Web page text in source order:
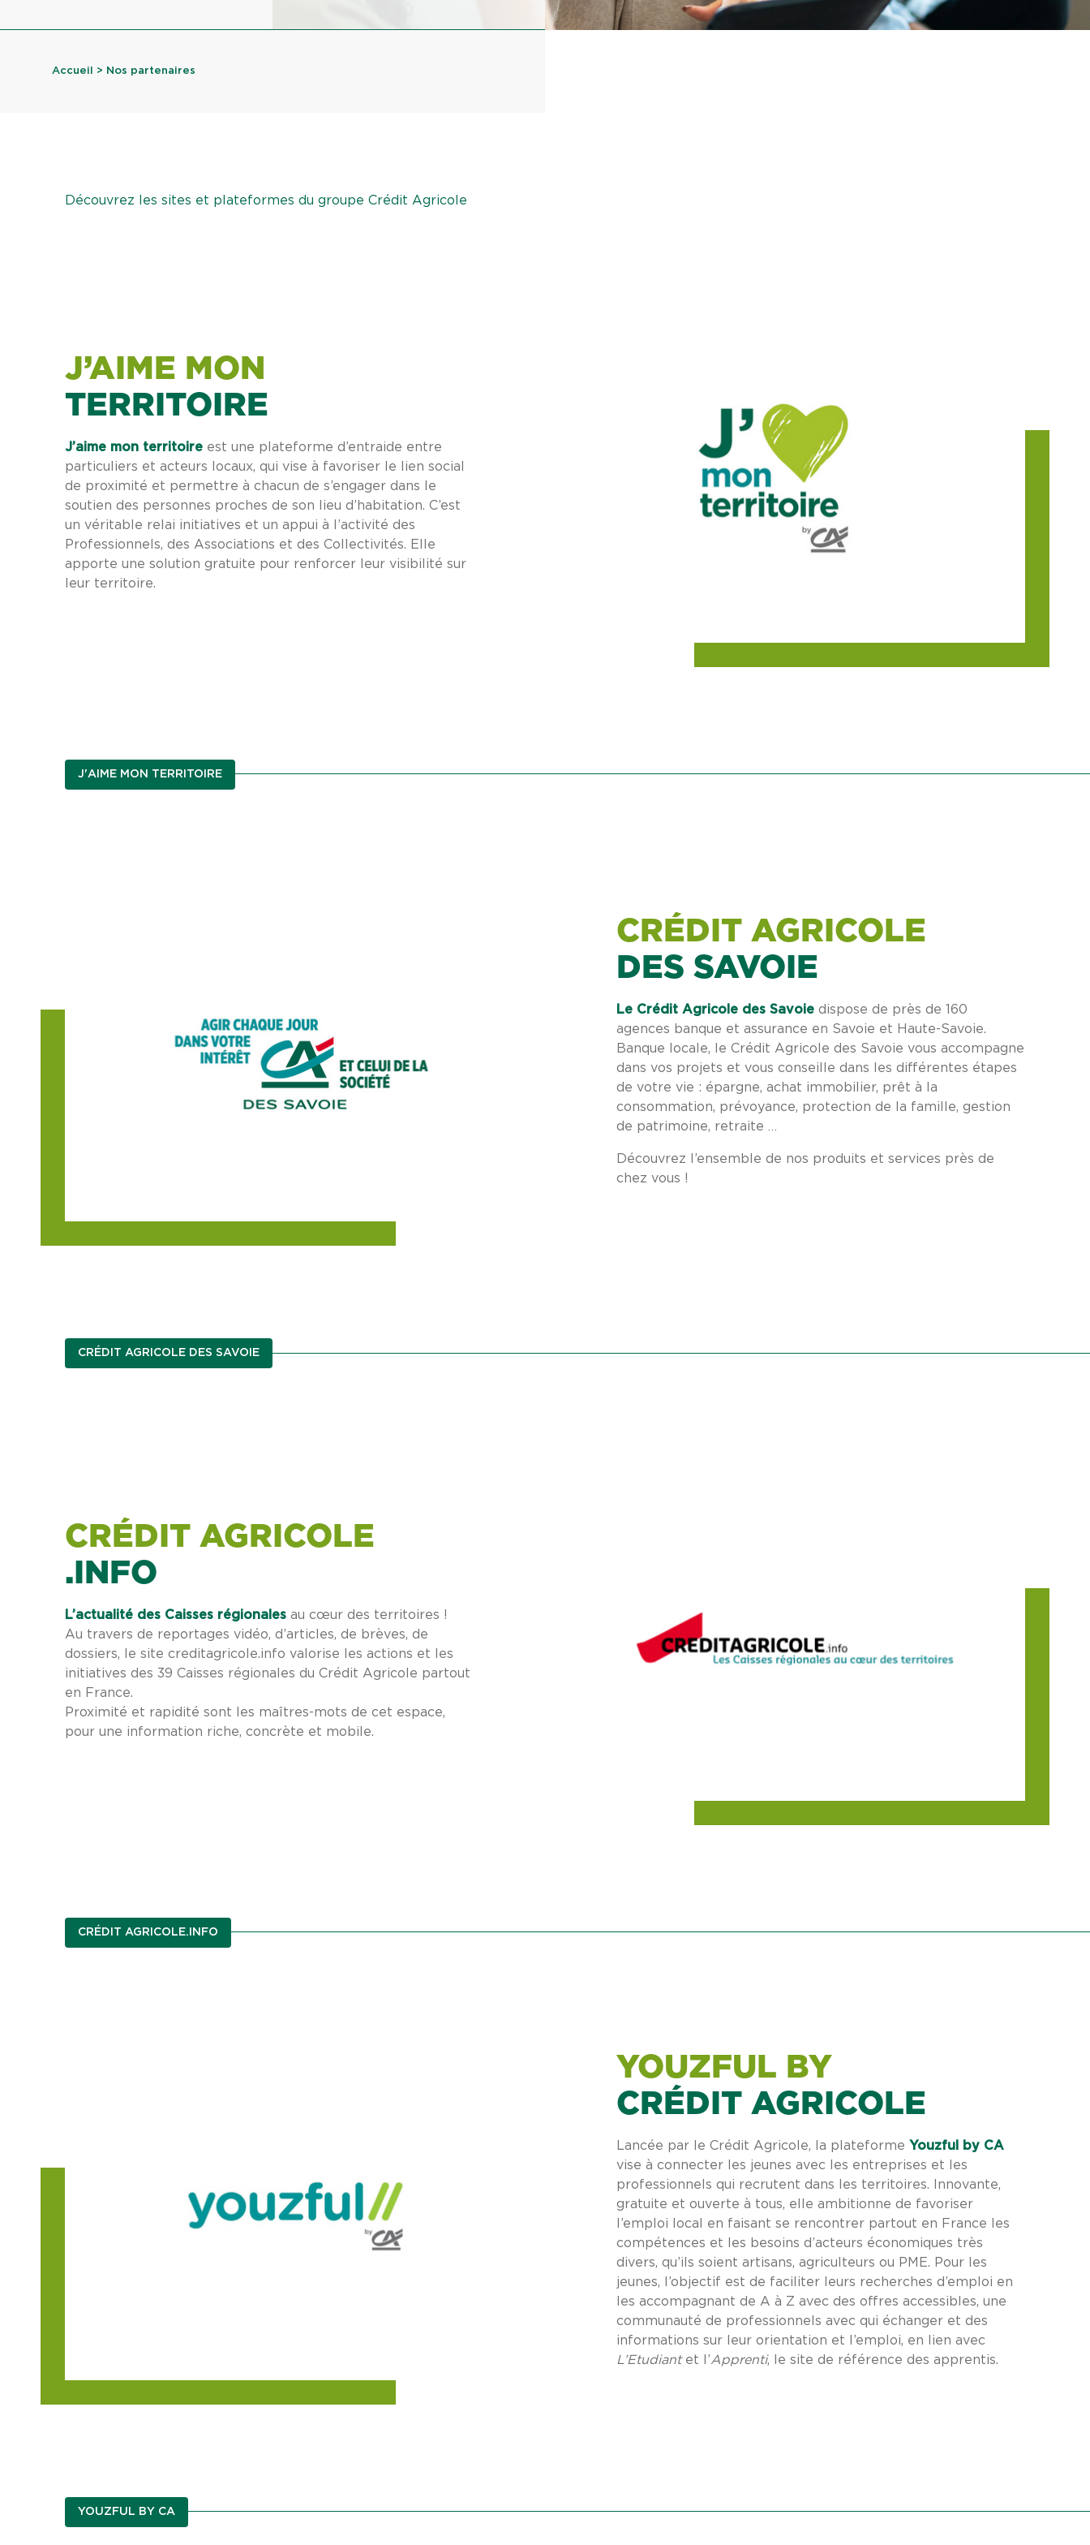
Accueil > Nos partenaires
Découvrez les sites et plateformes du groupe Crédit Agricole
J’AIME MON
TERRITOIRE
J’aime mon territoire est une plateforme d’entraide entre
particuliers et acteurs locaux, qui vise à favoriser le lien social
de proximité et permettre à chacun de s’engager dans le
soutien des personnes proches de son lieu d’habitation. C’est
un véritable relai initiatives et un appui à l’activité des
Professionnels, des Associations et des Collectivités. Elle
apporte une solution gratuite pour renforcer leur visibilité sur
leur territoire.
J'AIME MON TERRITOIRE
CRÉDIT AGRICOLE
DES SAVOIE
Le Crédit Agricole des Savoie dispose de près de 160
agences banque et assurance en Savoie et Haute-Savoie.
Banque locale, le Crédit Agricole des Savoie vous accompagne
dans vos projets et vous conseille dans les différentes étapes
de votre vie : épargne, achat immobilier, prêt à la
consommation, prévoyance, protection de la famille, gestion
de patrimoine, retraite …
Découvrez l’ensemble de nos produits et services près de
chez vous !
CRÉDIT AGRICOLE DES SAVOIE
CRÉDIT AGRICOLE
.INFO
L’actualité des Caisses régionales au cœur des territoires !
Au travers de reportages vidéo, d’articles, de brèves, de
dossiers, le site creditagricole.info valorise les actions et les
initiatives des 39 Caisses régionales du Crédit Agricole partout
en France.
Proximité et rapidité sont les maîtres-mots de cet espace,
pour une information riche, concrète et mobile.
CRÉDIT AGRICOLE.INFO
YOUZFUL BY
CRÉDIT AGRICOLE
Lancée par le Crédit Agricole, la plateforme Youzful by CA
vise à connecter les jeunes avec les entreprises et les
professionnels qui recrutent dans les territoires. Innovante,
gratuite et ouverte à tous, elle ambitionne de favoriser
l’emploi local en faisant se rencontrer partout en France les
compétences et les besoins d’acteurs économiques très
divers, qu’ils soient artisans, agriculteurs ou PME. Pour les
jeunes, l’objectif est de faciliter leurs recherches d’emploi en
les accompagnant de A à Z avec des offres accessibles, une
communauté de professionnels avec qui échanger et des
informations sur leur orientation et l’emploi, en lien avec
L’Etudiant et l’Apprenti, le site de référence des apprentis.
YOUZFUL BY CA